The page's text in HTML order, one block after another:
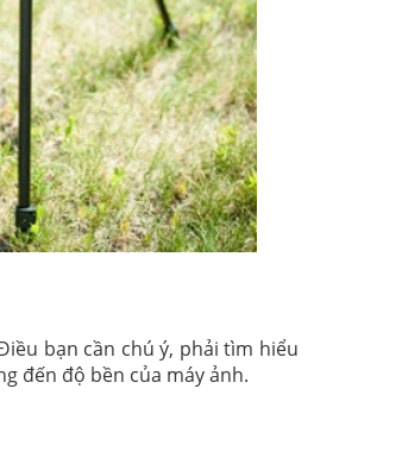
bạn cần chú ý, phải tìm hiểu
đến độ bền của máy ảnh.